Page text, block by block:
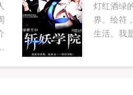
灯红酒绿
界。绘符
生活。我